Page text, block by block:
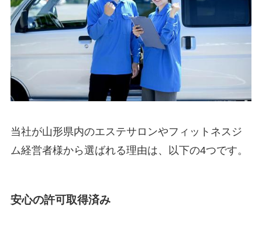
当社が山形県内のエステサロンやフィットネスジ
ム経営者様から選ばれる理由は、以下の4つです。
安心の許可取得済み